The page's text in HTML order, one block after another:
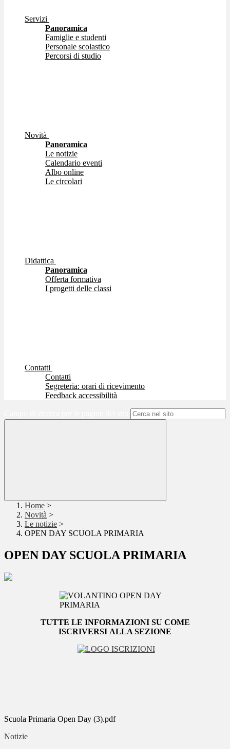
Servizi
Panoramica
Famiglie e studenti
Personale scolastico
Percorsi di studio
Novità
Panoramica
Le notizie
Calendario eventi
Albo online
Le circolari
Didattica
Panoramica
Offerta formativa
I progetti delle classi
Contatti
Contatti
Segreteria: orari di ricevimento
Feedback accessibilità
Home >
Novità >
Le notizie >
OPEN DAY SCUOLA PRIMARIA
OPEN DAY SCUOLA PRIMARIA
TUTTE LE INFORMAZIONI SU COME
ISCRIVERSI ALLA SEZIONE
Scuola Primaria Open Day (3).pdf
Notizie